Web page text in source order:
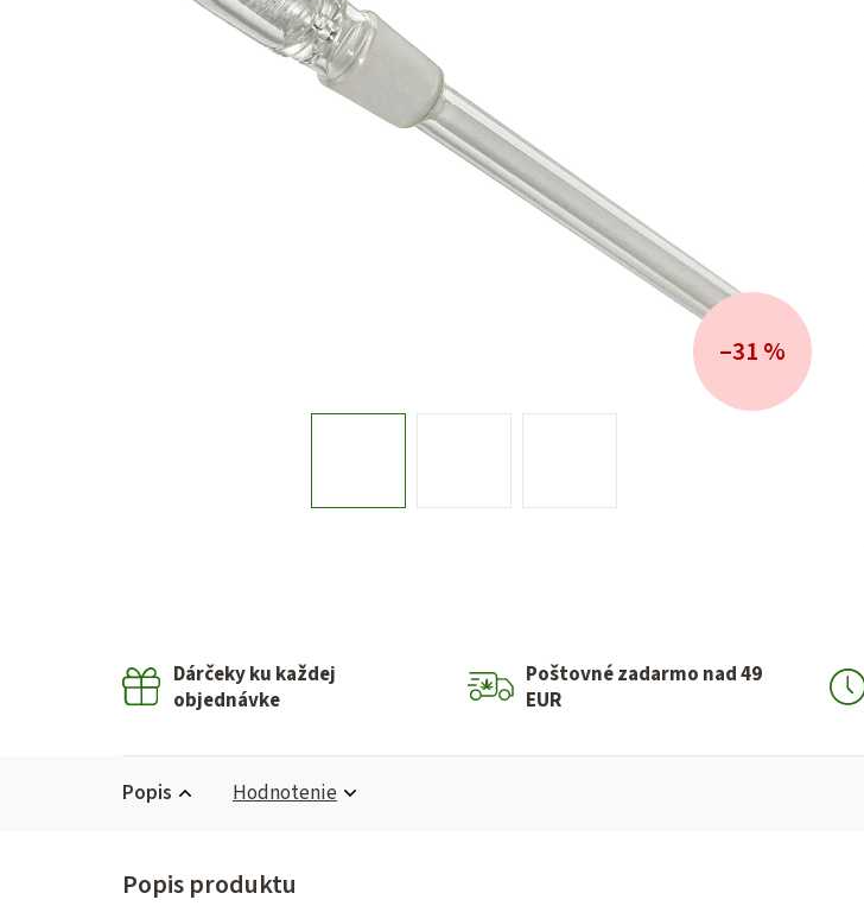
–31 %
Dárčeky ku každej
objednávke
Poštovné zadarmo nad 49
EUR
Popis Hodnotenie